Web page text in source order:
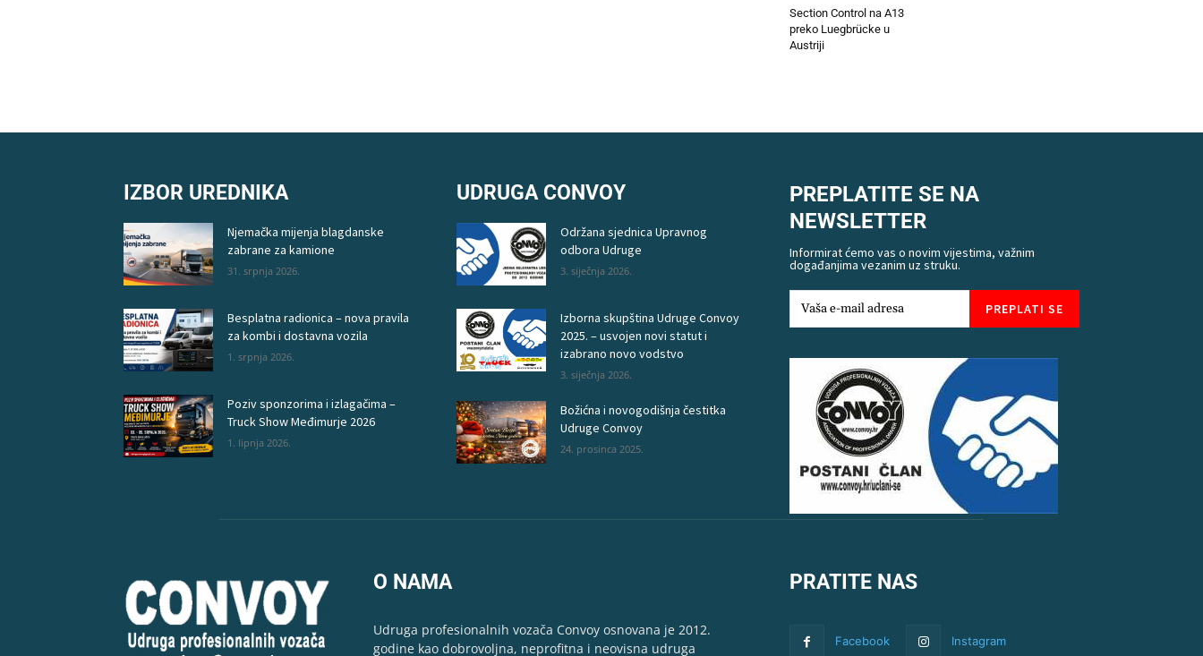
Section Control na A13
preko Luegbrücke u
Austriji
IZBOR UREDNIKA
Njemačka mijenja blagdanske
zabrane za kamione
31. srpnja 2026.
Besplatna radionica – nova pravila
za kombi i dostavna vozila
1. srpnja 2026.
Poziv sponzorima i izlagačima –
Truck Show Međimurje 2026
1. lipnja 2026.
UDRUGA CONVOY
Održana sjednica Upravnog
odbora Udruge
3. siječnja 2026.
Izborna skupština Udruge Convoy
2025. – usvojen novi statut i
izabrano novo vodstvo
3. siječnja 2026.
Božićna i novogodišnja čestitka
Udruge Convoy
24. prosinca 2025.
PREPLATITE SE NA
NEWSLETTER
Informirat ćemo vas o novim vijestima, važnim
događanjima vezanim uz struku.
PREPLATI SE
O NAMA
Udruga profesionalnih vozača Convoy osnovana je 2012.
godine kao dobrovoljna, neprofitna i neovisna udruga
PRATITE NAS
Facebook Instagram